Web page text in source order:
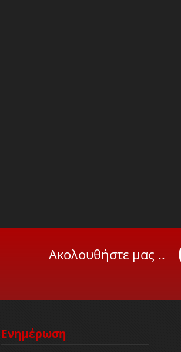
Ακολουθήστε μας ..
Ενημέρωση